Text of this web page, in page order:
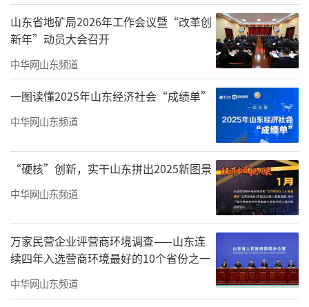
币20304万元。交易对价以目标公司截至2024
年底的净资产评估值为基准，叠加过渡期内损
益调整金额确定，最终交易价格符合行业市盈
率水平及商业原则。
即墨黄酒作为中国北方黄酒的代表性企
业，其前身可追溯至1949年，旗下“即墨”牌
老酒以微苦焦香风味闻名，拥有深厚的历史文
化积淀。2024年，该公司实现主营业务收入1.6
6亿元，净利润3047万元，同比分别增长13.5%
和38.0%，展现出较强的盈利能力。
山东省地矿局2026年工作会议暨“改革创
新年”动员大会召开
中华网山东频道
一图读懂2025年山东经济社会“成绩单”
中华网山东频道
“硬核”创新，实干山东拼出2025新图景
中华网山东频道
万家民营企业评营商环境调查——山东连
续四年入选营商环境最好的10个省份之一
中华网山东频道